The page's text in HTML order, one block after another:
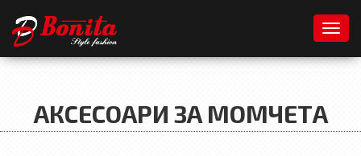
АКСЕСОАРИ ЗА МОМЧЕТА